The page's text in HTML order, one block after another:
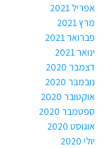
אפריל 2021
מרץ 2021
פברואר 2021
ינואר 2021
דצמבר 2020
נובמבר 2020
אוקטובר 2020
ספטמבר 2020
אוגוסט 2020
יולי 2020